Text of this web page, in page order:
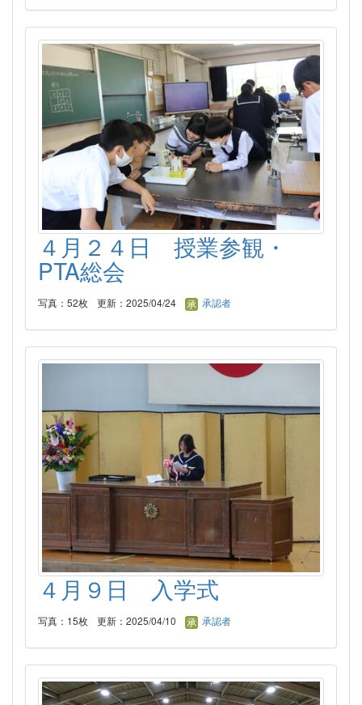
４月２４日 授業参観・
PTA総会
写真：52枚 更新：2025/04/24 承認者
４月９日 入学式
写真：15枚 更新：2025/04/10 承認者